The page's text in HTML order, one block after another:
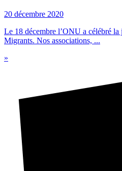
20 décembre 2020
Le 18 décembre l’ONU a célébré la
Migrants. Nos associations, ...
»